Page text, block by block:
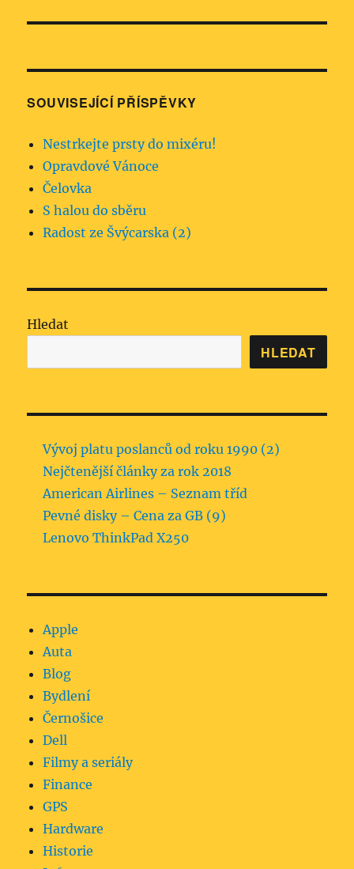
SOUVISEJÍCÍ PŘÍSPĚVKY
Nestrkejte prsty do mixéru!
Opravdové Vánoce
Čelovka
S halou do sběru
Radost ze Švýcarska (2)
Hledat
HLEDAT
Vývoj platu poslanců od roku 1990 (2)
Nejčtenější články za rok 2018
American Airlines – Seznam tříd
Pevné disky – Cena za GB (9)
Lenovo ThinkPad X250
Apple
Auta
Blog
Bydlení
Černošice
Dell
Filmy a seriály
Finance
GPS
Hardware
Historie